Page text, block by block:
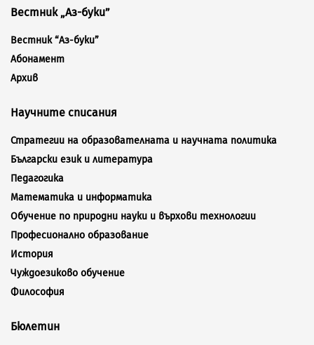
Вестник „Аз-буки”
Вестник “Аз-буки”
Абонамент
Архив
Научните списания
Стратегии на образователната и научната политика
Български език и литература
Педагогика
Математика и информатика
Обучение по природни науки и върхови технологии
Професионално образование
История
Чуждоезиково обучение
Философия
Бюлетин